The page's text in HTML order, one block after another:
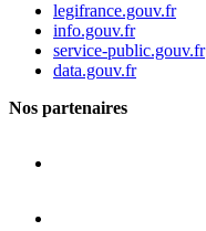
legifrance.gouv.fr
info.gouv.fr
service-public.gouv.fr
data.gouv.fr
Nos partenaires